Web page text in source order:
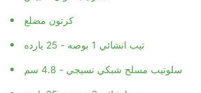
كرتون مضلع
تيب انشائي 1 بوصه - 25 يارده
سلوتيب مسلح شبكي نسيجي - 4.8 سم
تيب انشائي 2 بوصه - 25 يارده